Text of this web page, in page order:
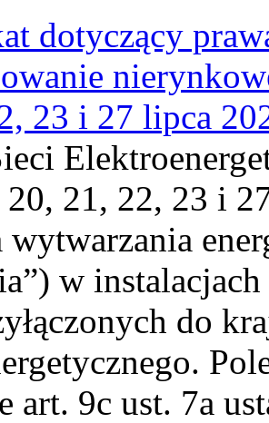
dotyczący
23 i 27 lipca
21, 22, 23 i
wytwarzania
w
do
art. 9c ust. 7a